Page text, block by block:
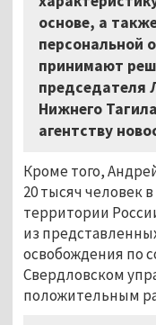
основе, а
персональной
принимают
председателя
Нижнего
агентству
Кроме того,
20 тысяч человек
территории
из
освобождения по
Свердловском
положительным